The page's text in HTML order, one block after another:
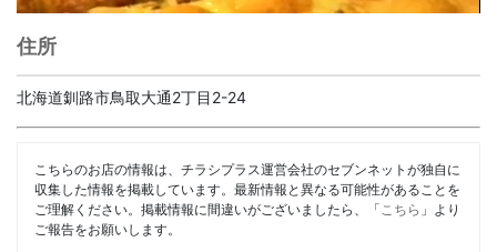
住所
北海道釧路市鳥取大通2丁目2-24
こちらのお店の情報は、チラシプラス運営会社のセブンネットが独自に
収集した情報を掲載しています。最新情報と異なる可能性があることを
ご理解ください。掲載情報に間違いがございましたら、「 こちら 」より
ご報告をお願いします。